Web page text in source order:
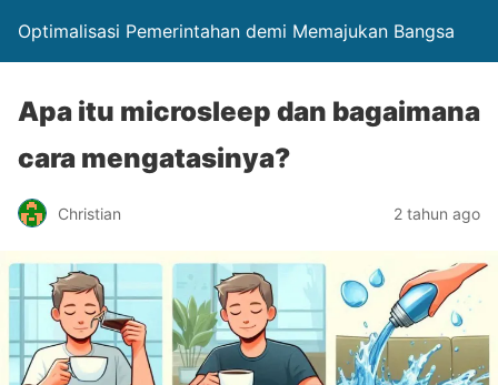
Optimalisasi Pemerintahan demi Memajukan Bangsa
Apa itu microsleep dan bagaimana
cara mengatasinya?
Christian 2 tahun ago